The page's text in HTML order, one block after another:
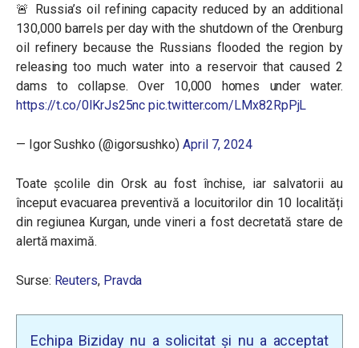
🚨 Russia’s oil refining capacity reduced by an additional
130,000 barrels per day with the shutdown of the Orenburg
oil refinery because the Russians flooded the region by
releasing too much water into a reservoir that caused 2
dams to collapse. Over 10,000 homes under water.
https://t.co/0lKrJs25nc pic.twitter.com/LMx82RpPjL
— Igor Sushko (@igorsushko) April 7, 2024
Toate școlile din Orsk au fost închise, iar salvatorii au
început evacuarea preventivă a locuitorilor din 10 localități
din regiunea Kurgan, unde vineri a fost decretată stare de
alertă maximă.
Surse: Reuters, Pravda
Echipa Biziday nu a solicitat și nu a acceptat